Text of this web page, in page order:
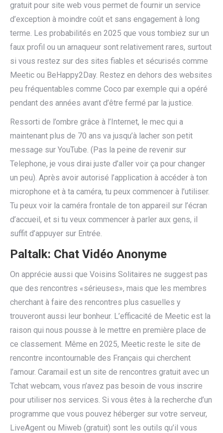
gratuit pour site web vous permet de fournir un service
d’exception à moindre coût et sans engagement à long
terme. Les probabilités en 2025 que vous tombiez sur un
faux profil ou un arnaqueur sont relativement rares, surtout
si vous restez sur des sites fiables et sécurisés comme
Meetic ou BeHappy2Day. Restez en dehors des websites
peu fréquentables comme Coco par exemple qui a opéré
pendant des années avant d’être fermé par la justice.
Ressorti de l’ombre grâce à l’Internet, le mec qui a
maintenant plus de 70 ans va jusqu’à lacher son petit
message sur YouTube. (Pas la peine de revenir sur
Telephone, je vous dirai juste d’aller voir ça pour changer
un peu). Après avoir autorisé l’application à accéder à ton
microphone et à ta caméra, tu peux commencer à l’utiliser.
Tu peux voir la caméra frontale de ton appareil sur l’écran
d’accueil, et si tu veux commencer à parler aux gens, il
suffit d’appuyer sur Entrée.
Paltalk: Chat Vidéo Anonyme
On apprécie aussi que Voisins Solitaires ne suggest pas
que des rencontres «sérieuses», mais que les membres
cherchant à faire des rencontres plus casuelles y
trouveront aussi leur bonheur. L’efficacité de Meetic est la
raison qui nous pousse à le mettre en première place de
ce classement. Même en 2025, Meetic reste le site de
rencontre incontournable des Français qui cherchent
l’amour. Caramail est un site de rencontres gratuit avec un
Tchat webcam, vous n’avez pas besoin de vous inscrire
pour utiliser nos services. Si vous êtes à la recherche d’un
programme que vous pouvez héberger sur votre serveur,
LiveAgent ou Miweb (gratuit) sont les outils qu’il vous